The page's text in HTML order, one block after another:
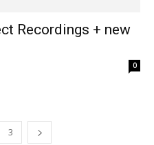
Recordings + new
0
3